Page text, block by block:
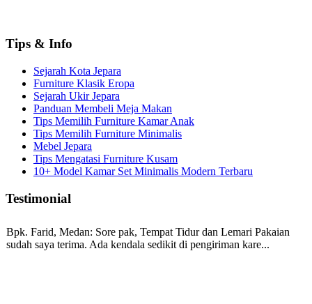
Tips & Info
Sejarah Kota Jepara
Furniture Klasik Eropa
Sejarah Ukir Jepara
Panduan Membeli Meja Makan
Tips Memilih Furniture Kamar Anak
Tips Memilih Furniture Minimalis
Mebel Jepara
Tips Mengatasi Furniture Kusam
10+ Model Kamar Set Minimalis Modern Terbaru
Testimonial
Bpk. Farid, Medan: Sore pak, Tempat Tidur dan Lemari Pakaian
sudah saya terima. Ada kendala sedikit di pengiriman kare...